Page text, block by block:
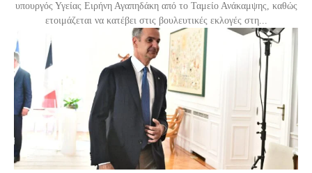
υπουργός Υγείας Ειρήνη Αγαπηδάκη από το Ταμείο Ανάκαμψης, καθώς
ετοιμάζεται να κατέβει στις βουλευτικές εκλογές στη...